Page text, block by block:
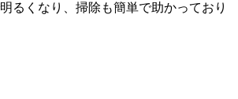
るくなり、掃除も簡単で助かっており